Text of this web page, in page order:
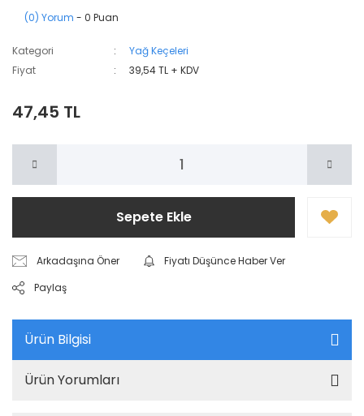
(0) Yorum - 0 Puan
Kategori
Yağ Keçeleri
Fiyat
39,54 TL + KDV
47,45 TL
Sepete Ekle
Arkadaşına Öner
Fiyatı Düşünce Haber Ver
Paylaş
Ürün Bilgisi
Ürün Yorumları